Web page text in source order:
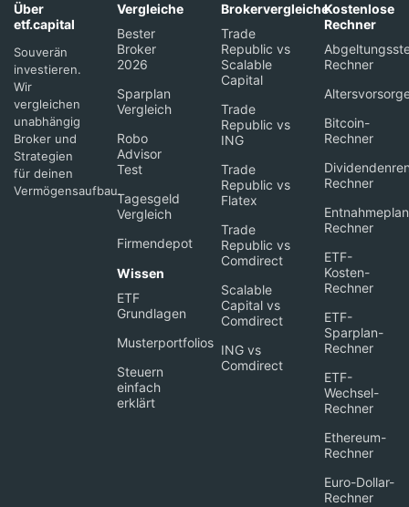
Über
etf.capital
Souverän
investieren.
Wir
vergleichen
unabhängig
Broker und
Strategien
für deinen
Vermögensaufbau.
Vergleiche
Bester
Broker
2026
Sparplan
Vergleich
Robo
Advisor
Test
Tagesgeld
Vergleich
Firmendepot
Wissen
ETF
Grundlagen
Musterportfolios
Steuern
einfach
erklärt
Brokervergleiche
Trade
Republic vs
Scalable
Capital
Trade
Republic vs
ING
Trade
Republic vs
Flatex
Trade
Republic vs
Comdirect
Scalable
Capital vs
Comdirect
ING vs
Comdirect
Kostenlose
Rechner
Rechner
Bitcoin-
Rechner
Rechner
Rechner
ETF-
Kosten-
Rechner
ETF-
Sparplan-
Rechner
ETF-
Wechsel-
Rechner
Ethereum-
Rechner
Euro-Dollar-
Rechner